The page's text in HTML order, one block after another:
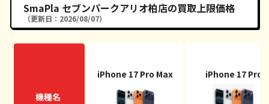
SmaPla セブンパークアリオ柏店の買取上限価格
（更新日：2026/08/07）
機種名
iPhone 17 Pro Max iPhone 17 Pro